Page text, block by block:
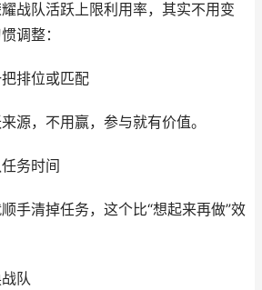
战队活跃上限利用率，其实不用变
调整：
排位或匹配
源，不用赢，参与就有价值。
务时间
手清掉任务，这个比“想起来再做”效
队